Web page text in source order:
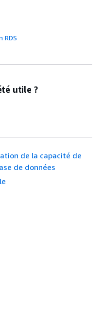
RDS
utile ?
de la capacité de
de données